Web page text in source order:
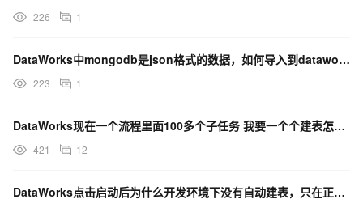
226 1
DataWorks中mongodb是json格式的数据，如何导入到dataworks中？
223 1
DataWorks现在一个流程里面100多个子任务 我要一个个建表怎么办？
421 12
DataWorks点击启动后为什么开发环境下没有自动建表，只在正式环境下建表了？